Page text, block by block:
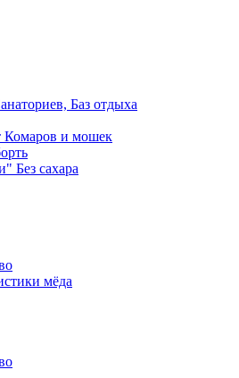
Баз отдыха
Комаров и мошек
Без сахара
мёда